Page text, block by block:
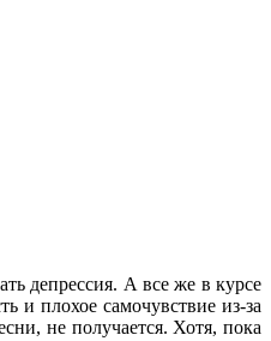
депрессия. А все же в курсе
и плохое самочувствие из-за
не получается. Хотя, пока